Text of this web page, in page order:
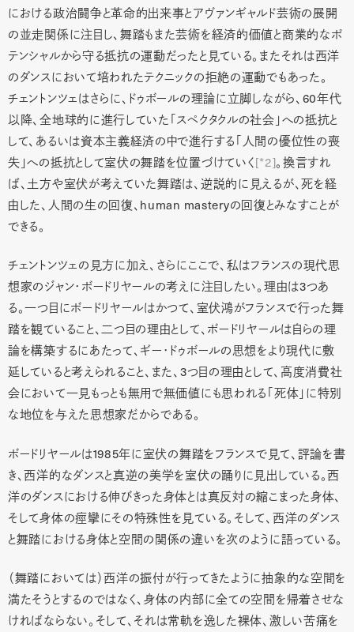
における政治闘争と革命的出来事とアヴァンギャルド芸術の展開
の並走関係に注目し、舞踏もまた芸術を経済的価値と商業的なポ
テンシャルから守る抵抗の運動だったと見ている。またそれは西洋
のダンスにおいて培われたテクニックの拒絶の運動でもあった。
チェントンツェはさらに、ドゥボールの理論に立脚しながら、60年代
以降、全地球的に進行していた「スペクタクルの社会」への抵抗と
して、あるいは資本主義経済の中で進行する「人間の優位性の喪
失」への抵抗として室伏の舞踏を位置づけていく[*2]。換言すれ
ば、土方や室伏が考えていた舞踏は、逆説的に見えるが、死を経
由した、人間の生の回復、human masteryの回復とみなすことが
できる。
チェントンツェの見方に加え、さらにここで、私はフランスの現代思
想家のジャン・ボードリヤールの考えに注目したい。理由は3つあ
る。一つ目にボードリヤールはかつて、室伏鴻がフランスで行った舞
踏を観ていること、二つ目の理由として、ボードリヤールは自らの理
論を構築するにあたって、ギー・ドゥボールの思想をより現代に敷
延していると考えられること、また、3つ目の理由として、高度消費社
会において一見もっとも無用で無価値にも思われる「死体」に特別
な地位を与えた思想家だからである。
ボードリヤールは1985年に室伏の舞踏をフランスで見て、評論を書
き、西洋的なダンスと真逆の美学を室伏の踊りに見出している。西
洋のダンスにおける伸びきった身体とは真反対の縮こまった身体、
そして身体の痙攣にその特殊性を見ている。そして、西洋のダンス
と舞踏における身体と空間の関係の違いを次のように語っている。
（舞踏においては）西洋の振付が行ってきたように抽象的な空間を
満たそうとするのではなく、身体の内部に全ての空間を帰着させな
ければならない。そして、それは常軌を逸した裸体、激しい苦痛を